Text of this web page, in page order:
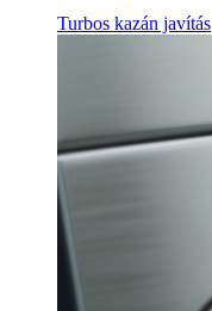
Turbos kazán javítás